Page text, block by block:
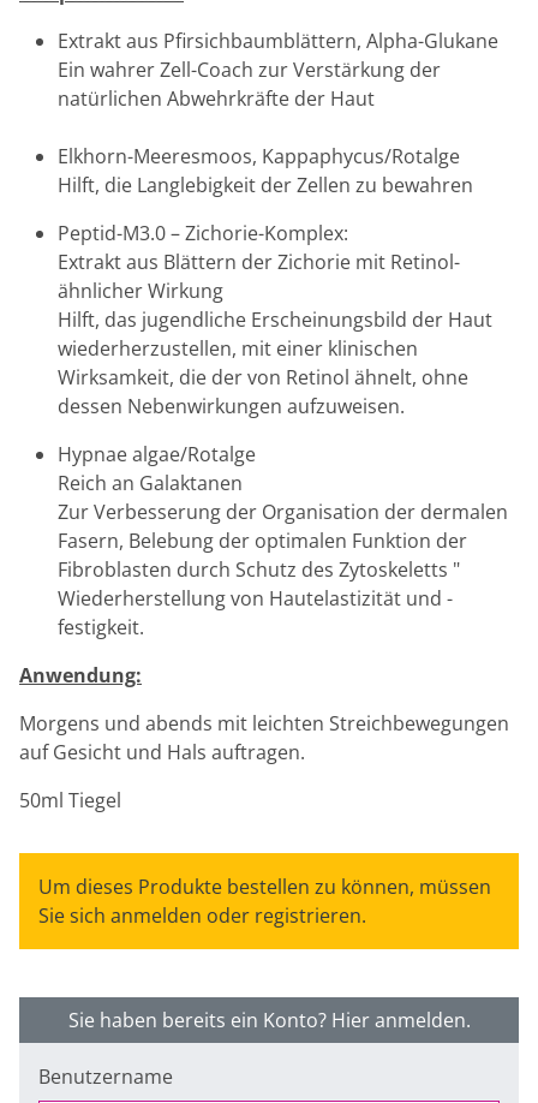
Extrakt aus Pfirsichbaumblättern, Alpha-Glukane
Ein wahrer Zell-Coach zur Verstärkung der
natürlichen Abwehrkräfte der Haut
Elkhorn-Meeresmoos, Kappaphycus/Rotalge
Hilft, die Langlebigkeit der Zellen zu bewahren
Peptid-M3.0 – Zichorie-Komplex:
Extrakt aus Blättern der Zichorie mit Retinol-
ähnlicher Wirkung
Hilft, das jugendliche Erscheinungsbild der Haut
wiederherzustellen, mit einer klinischen
Wirksamkeit, die der von Retinol ähnelt, ohne
dessen Nebenwirkungen aufzuweisen.
Hypnae algae/Rotalge
Reich an Galaktanen
Zur Verbesserung der Organisation der dermalen
Fasern, Belebung der optimalen Funktion der
Fibroblasten durch Schutz des Zytoskeletts "
Wiederherstellung von Hautelastizität und -
festigkeit.
Anwendung:
Morgens und abends mit leichten Streichbewegungen
auf Gesicht und Hals auftragen.
50ml Tiegel
Um dieses Produkte bestellen zu können, müssen
Sie sich anmelden oder registrieren.
Sie haben bereits ein Konto? Hier anmelden.
Benutzername